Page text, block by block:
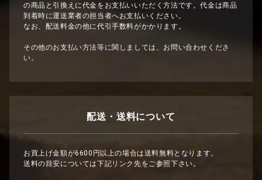
の商品と引換えに代金をお支払いいただく方法です。代金は商品
到着時に運送業者の担当者へお支払いください。
なお、配送料金の他に代引手数料がかかります。
その他のお支払い方法等に関しましては、お問い合わせくださ
い。
配送・送料について
お買上げ金額が6600円以上の場合は送料無料となります。
送料の目安については下記リンク先をご参照下さい。